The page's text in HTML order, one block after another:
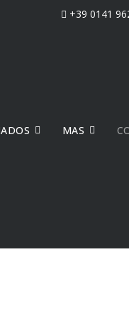
+39 0141
MAS